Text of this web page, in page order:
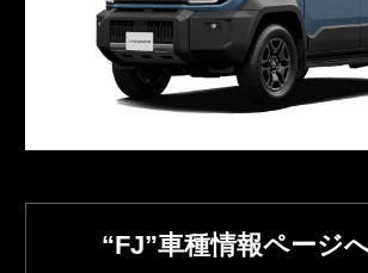
“FJ”車種情報ページ